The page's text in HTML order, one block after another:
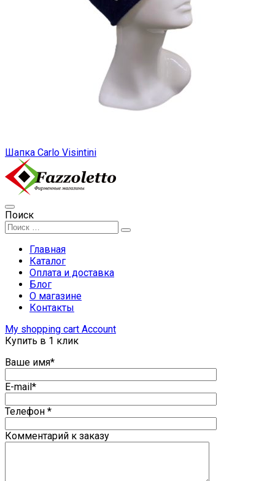
Шапка Carlo Visintini
Поиск
Главная
Каталог
Оплата и доставка
Блог
О магазине
Контакты
My shopping cart Account
Купить в 1 клик
Ваше имя*
E-mail*
Телефон *
Комментарий к заказу